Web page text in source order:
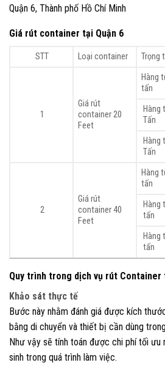
Quận 6, Thành phố Hồ Chí Minh
Giá rút container tại Quận 6
STT Loại container Trọng
1
Giá rút
container 20
Feet
Hàng
tấn
Hàng
Tấn
Hàng
Tấn
2
Giá rút
container 40
Feet
Hàng
tấn
Hàng
tấn
Hàng
tấn
Quy trình trong dịch vụ rút Container
Khảo sát thực tế
Bước này nhằm đánh giá được kích
bằng di chuyển và thiết bị cần dùng
Như vậy sẽ tính toán được chi phí tối ưu
sinh trong quá trình làm việc.